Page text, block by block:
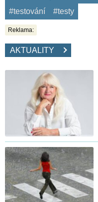
#testování
#testy
Reklama:
AKTUALITY